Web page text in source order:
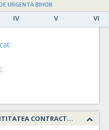
URGENTA BIHOR
IV V VI
SECTIUNEA I: AUTORITATEA/ENTITATEA CONTRACTANTA